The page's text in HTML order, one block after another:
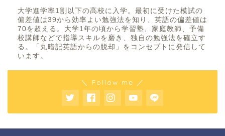
大学進学率1割以下の高校に入学。最初に受けた模試の
偏差値は39から効率よい勉強法を知り、英語の偏差値は
70を超える。大学1年の頃から学習塾、家庭教師、予備
校講師などで指導スキルを磨き、独自の勉強法を確立す
る。「丸暗記英語からの脱却」をコンセプトに発信して
います。
＼ Follow me ／